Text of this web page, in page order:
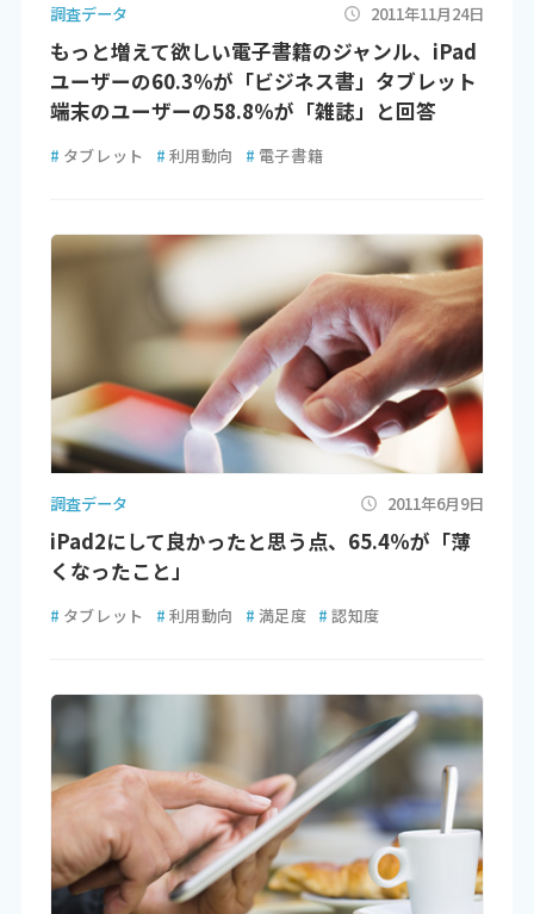
調査データ 2011年11月24日
もっと増えて欲しい電子書籍のジャンル、iPad
ユーザーの60.3％が「ビジネス書」タブレット
端末のユーザーの58.8％が「雑誌」と回答
# タブレット # 利用動向 # 電子書籍
調査データ 2011年6月9日
iPad2にして良かったと思う点、65.4％が「薄
くなったこと」
# タブレット # 利用動向 # 満足度 # 認知度